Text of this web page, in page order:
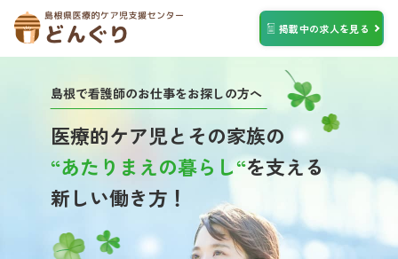
掲載中の求人を見る
島根で看護師のお仕事をお探しの方へ
医療的ケア児とその家族の
“あたりまえの暮らし“を支える
新しい働き方！